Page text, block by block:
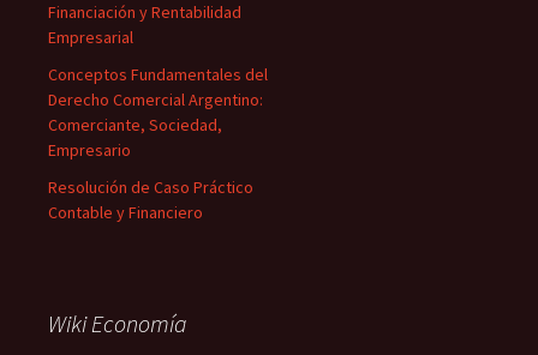
Financiación y Rentabilidad
Empresarial
Conceptos Fundamentales del
Derecho Comercial Argentino:
Comerciante, Sociedad,
Empresario
Resolución de Caso Práctico
Contable y Financiero
Wiki Economía